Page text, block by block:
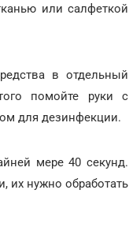
или салфеткой
в отдельный
помойте руки с
для дезинфекции.
мере 40 секунд.
их нужно обработать